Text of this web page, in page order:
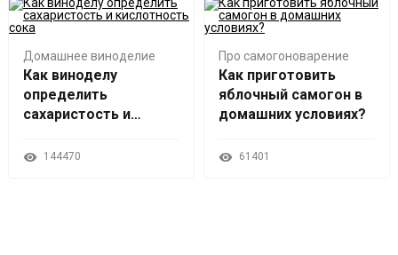
Домашнее виноделие
Как виноделу
определить
сахаристость и
144470
Про самогоноварение
Как приготовить
яблочный самогон в
домашних условиях?
61401